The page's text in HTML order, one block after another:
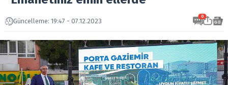
Güncelleme: 19:47 - 07.12.2023
0